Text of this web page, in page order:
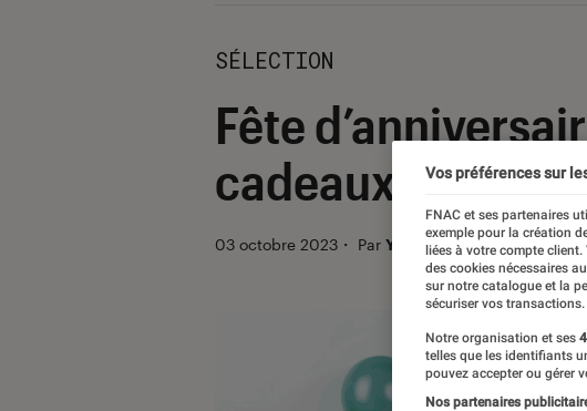
SÉLECTION
Fête
cadeaux et
03 octobre 2023 ・ Par Yasmina
Vos préférences sur
FNAC et ses partenaires
exemple pour la création
liées à votre compte
des cookies nécessaires
sur notre catalogue et la
sécuriser vos transactions.
Notre organisation et ses
telles que les identifiants
pouvez accepter ou gérer
Nos partenaires